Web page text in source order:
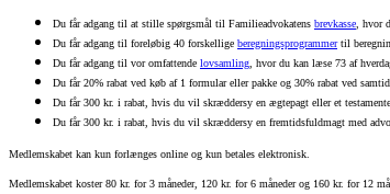
Du får adgang til at stille spørgsmål til Familieadvokatens brevkasse , hvor
Du får adgang til foreløbig 40 forskellige beregningsprogrammertil
Du får adgang til vor omfattende lovsamling , hvor du kan læse 73 af
Du får 20% rabat ved køb af1 formular eller pakke og 30% rabat ved
Du får 300 kr. i rabat, hvis du vil skræddersy en ægtepagt eller et
Du får 300 kr. i rabat, hvis du vil skræddersy en fremtidsfuldmagt med
Medlemskabet kan kun forlænges online og kun betales elektronisk.
Medlemskabet koster 80 kr. for 3 måneder, 120 kr. for 6 måneder og 160 kr. for 12